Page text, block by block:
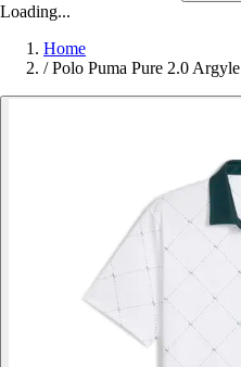
Loading...
Home
/ Polo Puma Pure 2.0 Argyle